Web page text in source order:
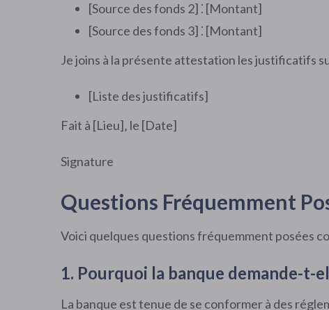
[Source des fonds 2] ⁚ [Montant]
[Source des fonds 3] ⁚ [Montant]
Je joins à la présente attestation les justificatifs
[Liste des justificatifs]
Fait à [Lieu]‚ le [Date]
Signature
Questions Fréquemment
Voici quelques questions fréquemment posées
1. Pourquoi la banque demande-t-
La banque est tenue de se conformer à des